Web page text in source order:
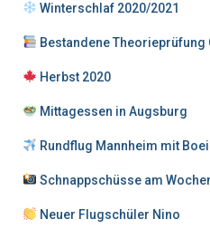
Winterschlaf 2020/2021
Bestandene Theorieprüfung
Herbst 2020
Mittagessen in Augsburg
Rundflug Mannheim mit
Schnappschüsse am
Neuer Flugschüler Nino